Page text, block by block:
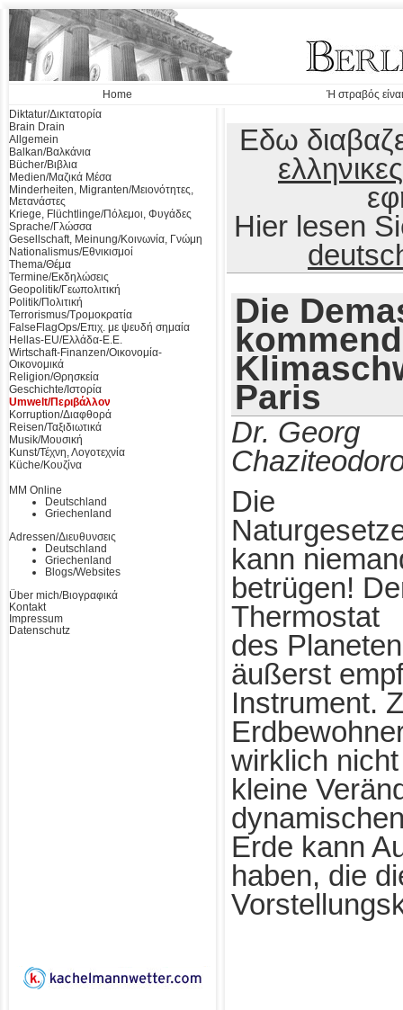
Home
Ή στραβός
Diktatur/Δικτατορία
Brain Drain
Allgemein
Balkan/Βαλκάνια
Bücher/Βιβλια
Medien/Μαζικά Μέσα
Minderheiten, Migranten/Μειονότητες,
Μετανάστες
Kriege, Flüchtlinge/Πόλεμοι, Φυγάδες
Sprache/Γλώσσα
Gesellschaft, Meinung/Κοινωνία, Γνώμη
Nationalismus/Εθνικισμοί
Thema/Θέμα
Termine/Εκδηλώσεις
Geopolitik/Γεωπολιτική
Politik/Πολιτική
Terrorismus/Τρομοκρατία
FalseFlagOps/Επιχ. με ψευδή σημαία
Hellas-EU/Ελλάδα-Ε.Ε.
Wirtschaft-Finanzen/Οικονομία-
Οικονομικά
Religion/Θρησκεία
Geschichte/Ιστορία
Umwelt/Περιβάλλον
Korruption/Διαφθορά
Reisen/Ταξιδιωτικά
Musik/Μουσική
Kunst/Τέχνη, Λογοτεχνία
Küche/Κουζίνα
MM Online
Deutschland
Griechenland
Adressen/Διευθυνσεις
Deutschland
Griechenland
Blogs/Websites
Über mich/Βιογραφικά
Kontakt
Impressum
Datenschutz
Εδω
ελληνικες
Hier lesen
Die
Paris
Dr. Georg
Die
kann
betrügen!
Thermostat
des
äußerst
Instrument.
wirklich
kleine
Erde kann
haben, die